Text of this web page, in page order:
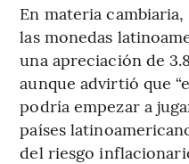
En materia
las monedas
una apreciación de
aunque advirtió que
podría empezar a
países
del riesgo